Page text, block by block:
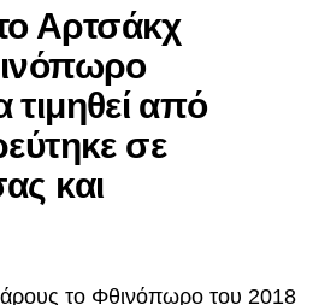
Αρτσάκχ
τιμηθεί από
σε
και
το Φθινόπωρο του 2018